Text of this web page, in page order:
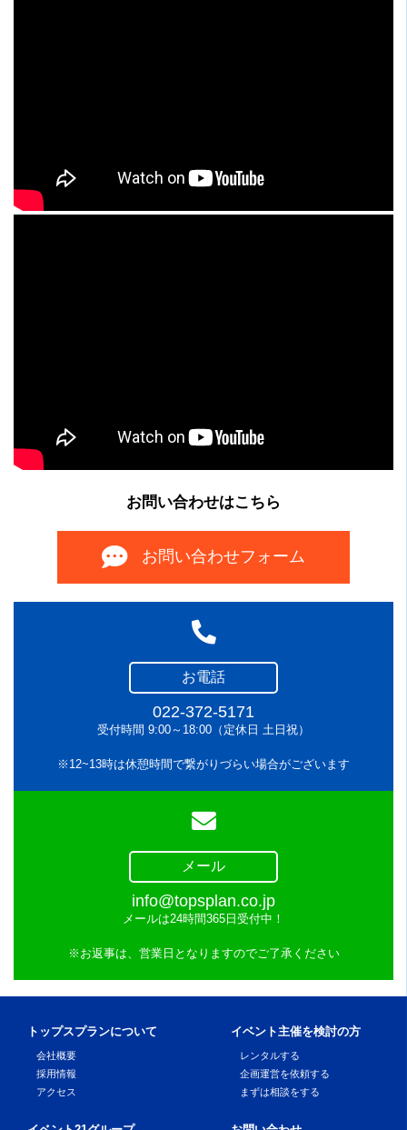
お問い合わせはこちら
お問い合わせフォーム
お電話
022-372-5171
受付時間 9:00～18:00（定休日 土日祝）
※12~13時は休憩時間で繋がりづらい場合がございます
メール
info@topsplan.co.jp
メールは24時間365日受付中！
※お返事は、営業日となりますのでご了承ください
トップスプランについて
会社概要
採用情報
アクセス
イベント主催を検討の方
レンタルする
企画運営を依頼する
まずは相談をする